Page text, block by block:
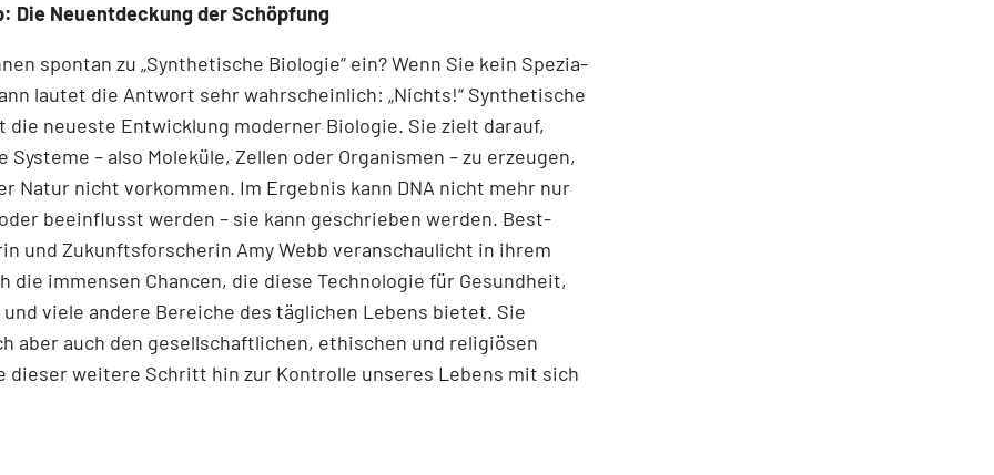
Die Neuentdeckung der Schöpfung
spontan zu „Synthetische Biologie“ ein? Wenn Sie kein Spezia­
lautet die Antwort sehr wahrscheinlich: „Nichts!“ Synthetische
die neueste Entwicklung moderner Biologie. Sie zielt darauf,
Systeme – also Moleküle, Zellen oder Organismen – zu erzeugen,
Natur nicht vorkommen. Im Ergebnis kann DNA nicht mehr nur
beeinflusst werden – sie kann geschrieben werden. Best­
und Zukunftsforscherin Amy Webb veranschaulicht in ihrem
die immensen Chancen, die diese Technologie für Gesundheit,
und viele andere Bereiche des täglichen Lebens bietet. Sie
aber auch den gesellschaftlichen, ethischen und religiösen
dieser weitere Schritt hin zur Kontrolle unseres Lebens mit sich